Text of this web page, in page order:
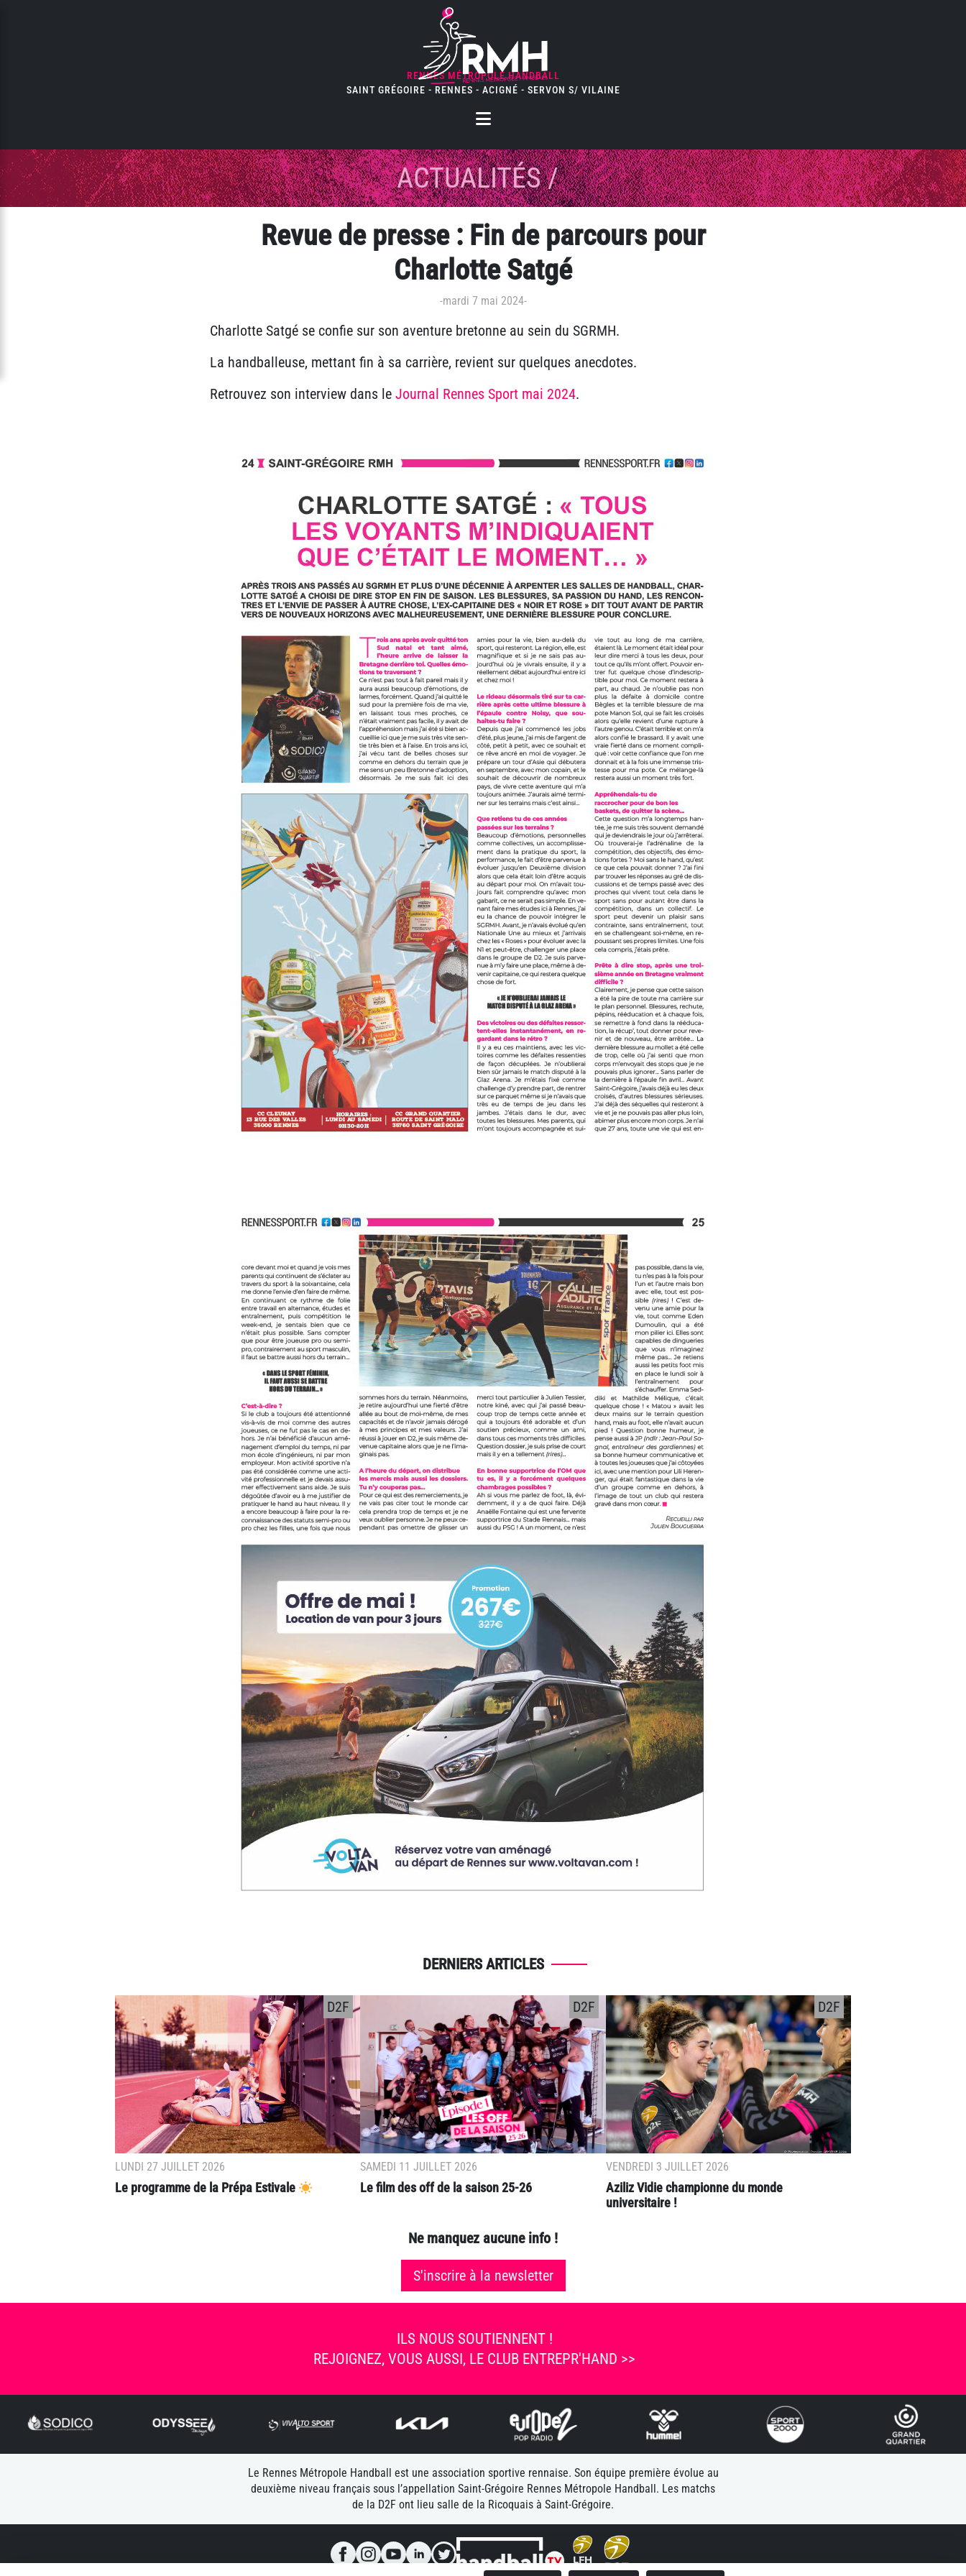
RENNES MÉTROPOLE HANDBALL
SAINT GRÉGOIRE - RENNES - ACIGNÉ - SERVON S/ VILAINE
ACTUALITÉS/
Revue de presse : Fin de parcours pour
Charlotte Satgé
-mardi 7 mai 2024-
Charlotte Satgé se confie sur son aventure bretonne au sein du SGRMH.
La handballeuse, mettant fin à sa carrière, revient sur quelques anecdotes.
Retrouvez son interview dans le Journal Rennes Sport mai 2024.
DERNIERS ARTICLES
LUNDI 27 JUILLET 2026
Le programme de la Prépa Estivale
D2F
SAMEDI 11 JUILLET 2026
Le film des off de la saison 25-26
D2F
VENDREDI 3 JUILLET 2026
Aziliz Vidie championne du monde
universitaire !
D2F
Ne manquez aucune info !
S'inscrire à la newsletter
ILS NOUS SOUTIENNENT !
REJOIGNEZ, VOUS AUSSI, LE CLUB ENTREPR'HAND >>
Le Rennes Métropole Handball est une association sportive rennaise. Son équipe première évolue au
deuxième niveau français sous l’appellation Saint-Grégoire Rennes Métropole Handball. Les matchs
de la D2F ont lieu salle de la Ricoquais à Saint-Grégoire.